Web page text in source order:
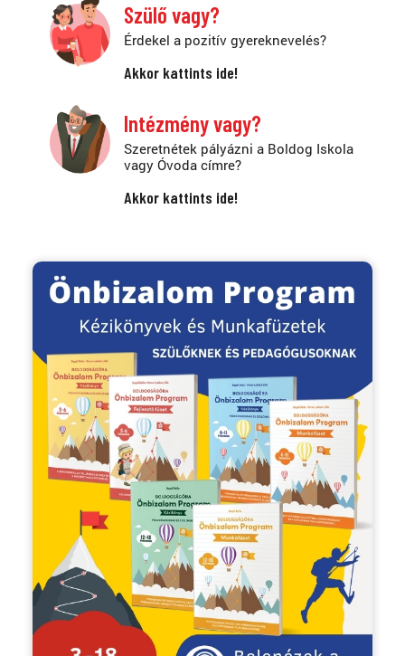
Szülő vagy?
Érdekel a pozitív gyereknevelés?
Akkor kattints ide!
Intézmény vagy?
Szeretnétek pályázni a Boldog Iskola
vagy Óvoda címre?
Akkor kattints ide!